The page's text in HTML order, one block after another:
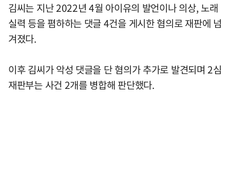
김씨는 지난 2022년 4월 아이유의 발언이나 의상, 노래
실력 등을 폄하하는 댓글 4건을 게시한 혐의로 재판에 넘
겨졌다.
이후 김씨가 악성 댓글을 단 혐의가 추가로 발견되며 2심
재판부는 사건 2개를 병합해 판단했다.